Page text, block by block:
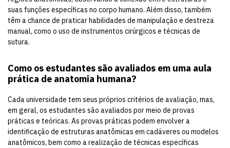
suas funções específicas no corpo humano. Além disso, também
têm a chance de praticar habilidades de manipulação e destreza
manual, como o uso de instrumentos cirúrgicos e técnicas de
sutura.
Como os estudantes são avaliados em uma aula
prática de anatomia humana?
Cada universidade tem seus próprios critérios de avaliação, mas,
em geral, os estudantes são avaliados por meio de provas
práticas e teóricas. As provas práticas podem envolver a
identificação de estruturas anatômicas em cadáveres ou modelos
anatômicos, bem como a realização de técnicas específicas